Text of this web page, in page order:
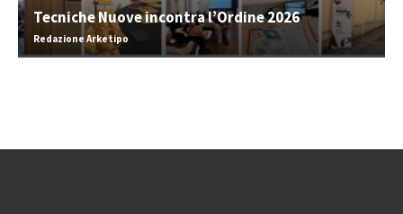
Tecniche Nuove incontra l’Ordine 2026
Redazione Arketipo